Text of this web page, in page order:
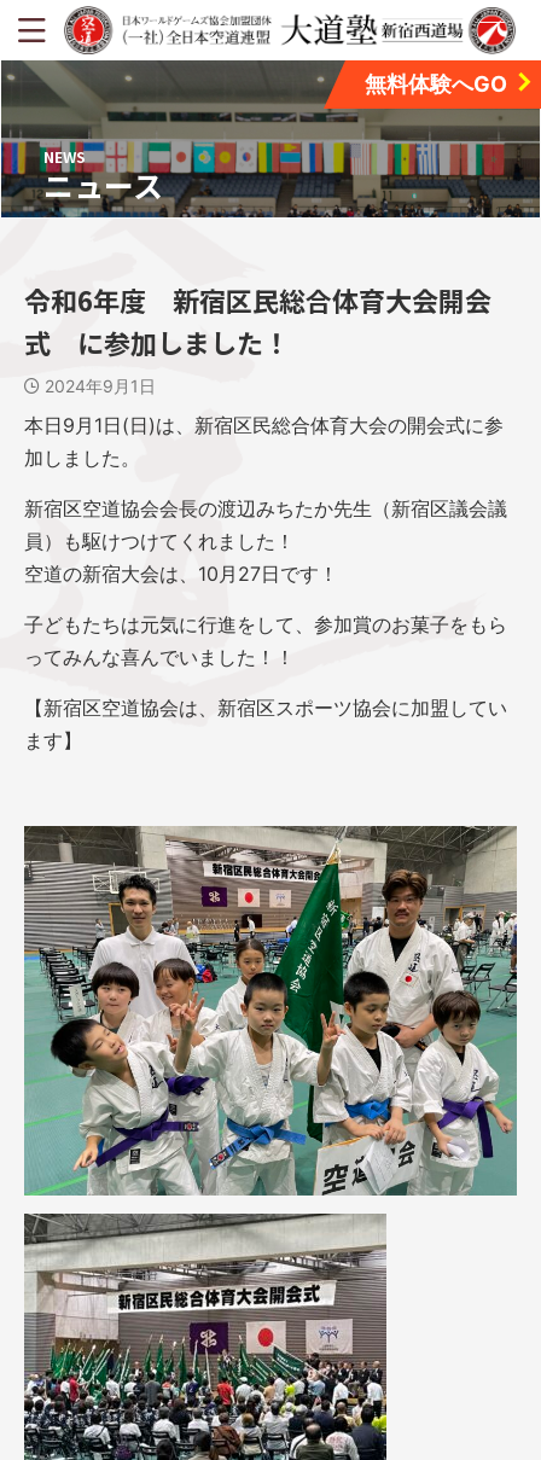
無料体験へGO
NEWS
ニュース
令和6年度 新宿区民総合体育大会開会
式 に参加しました！
2024年9月1日
本日9月1日(日)は、新宿区民総合体育大会の開会式に参
加しました。
新宿区空道協会会長の渡辺みちたか先生（新宿区議会議
員）も駆けつけてくれました！
空道の新宿大会は、10月27日です！
子どもたちは元気に行進をして、参加賞のお菓子をもら
ってみんな喜んでいました！！
【新宿区空道協会は、新宿区スポーツ協会に加盟してい
ます】